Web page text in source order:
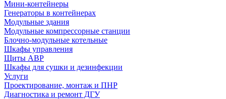
Мини-контейнеры
Генераторы в контейнерах
Модульные здания
Модульные компрессорные станции
Блочно-модульные котельные
Шкафы управления
Щиты АВР
Шкафы для сушки и дезинфекции
Услуги
Проектирование, монтаж и ПНР
Диагностика и ремонт ДГУ